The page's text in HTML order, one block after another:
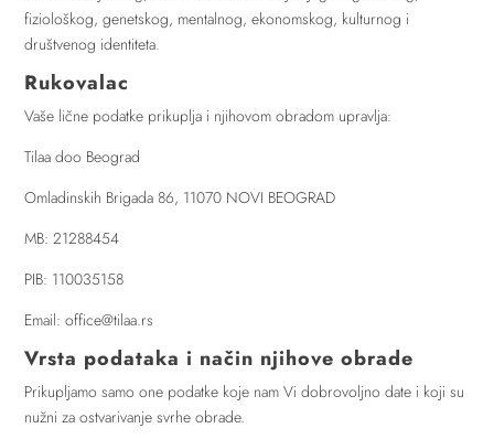
fiziološkog, genetskog, mentalnog, ekonomskog, kulturnog i
društvenog identiteta.
Rukovalac
Vaše lične podatke prikuplja i njihovom obradom upravlja:
Tilaa doo Beograd
Omladinskih Brigada 86, 11070 NOVI BEOGRAD
MB: 21288454
PIB: 110035158
Email: office@tilaa.rs
Vrsta podataka i način njihove obrade
Prikupljamo samo one podatke koje nam Vi dobrovoljno date i koji su
nužni za ostvarivanje svrhe obrade.